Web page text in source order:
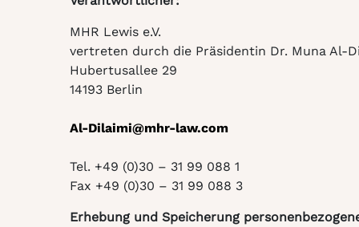
MHR Lewis e.V.
vertreten durch die Präsidentin Dr. Muna Al-
Hubertusallee 29
14193 Berlin
Al-Dilaimi@mhr-law.com
Tel. +49 (0)30 – 31 99 088 1
Fax +49 (0)30 – 31 99 088 3
Erhebung und Speicherung